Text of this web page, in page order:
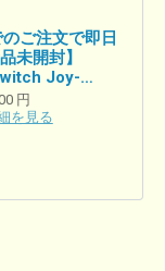
のご注文で即日
未開封】
Joy-
ワイト
月8日発売モデ
体 ゲーム ゲー
円
を見る